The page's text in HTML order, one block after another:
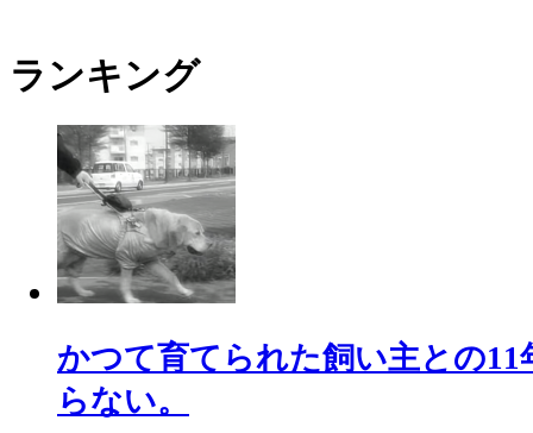
ランキング
かつて育てられた飼い主との
らない。